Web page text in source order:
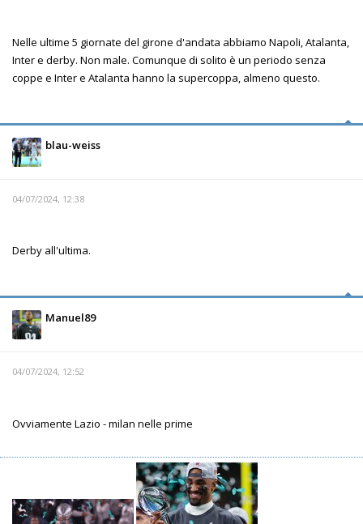
Nelle ultime 5 giornate del girone d'andata abbiamo Napoli, Atalanta,
Inter e derby. Non male. Comunque di solito è un periodo senza
coppe e Inter e Atalanta hanno la supercoppa, almeno questo.
blau-weiss
04/07/2024, 12:38
Derby all'ultima.
Manuel89
04/07/2024, 12:52
Ovviamente Lazio - milan nelle prime